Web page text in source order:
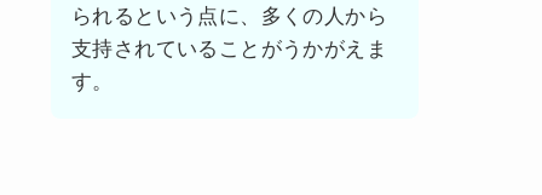
られるという点に、多くの人から
支持されていることがうかがえま
す。